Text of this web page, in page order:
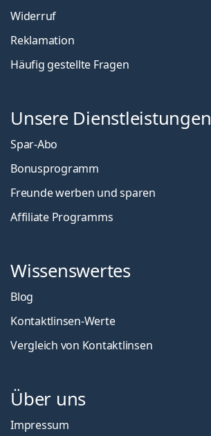
Widerruf
Reklamation
Häufig gestellte Fragen
Unsere Dienstleistungen
Spar-Abo
Bonusprogramm
Freunde werben und sparen
Affiliate Programms
Wissenswertes
Blog
Kontaktlinsen-Werte
Vergleich von Kontaktlinsen
Über uns
Impressum